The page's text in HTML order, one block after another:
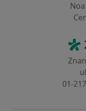
01-